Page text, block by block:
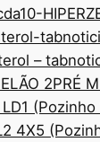
tab
– tab
2PRÉ
LD1
4X5